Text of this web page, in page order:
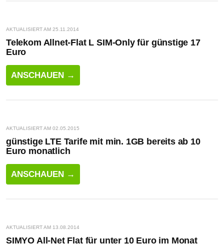
AKTUALISIERT AM 25.11.2014
Telekom Allnet-Flat L SIM-Only für günstige 17
Euro
ANSCHAUEN →
AKTUALISIERT AM 02.05.2015
günstige LTE Tarife mit min. 1GB bereits ab 10
Euro monatlich
ANSCHAUEN →
AKTUALISIERT AM 13.08.2014
SIMYO All-Net Flat für unter 10 Euro im Monat